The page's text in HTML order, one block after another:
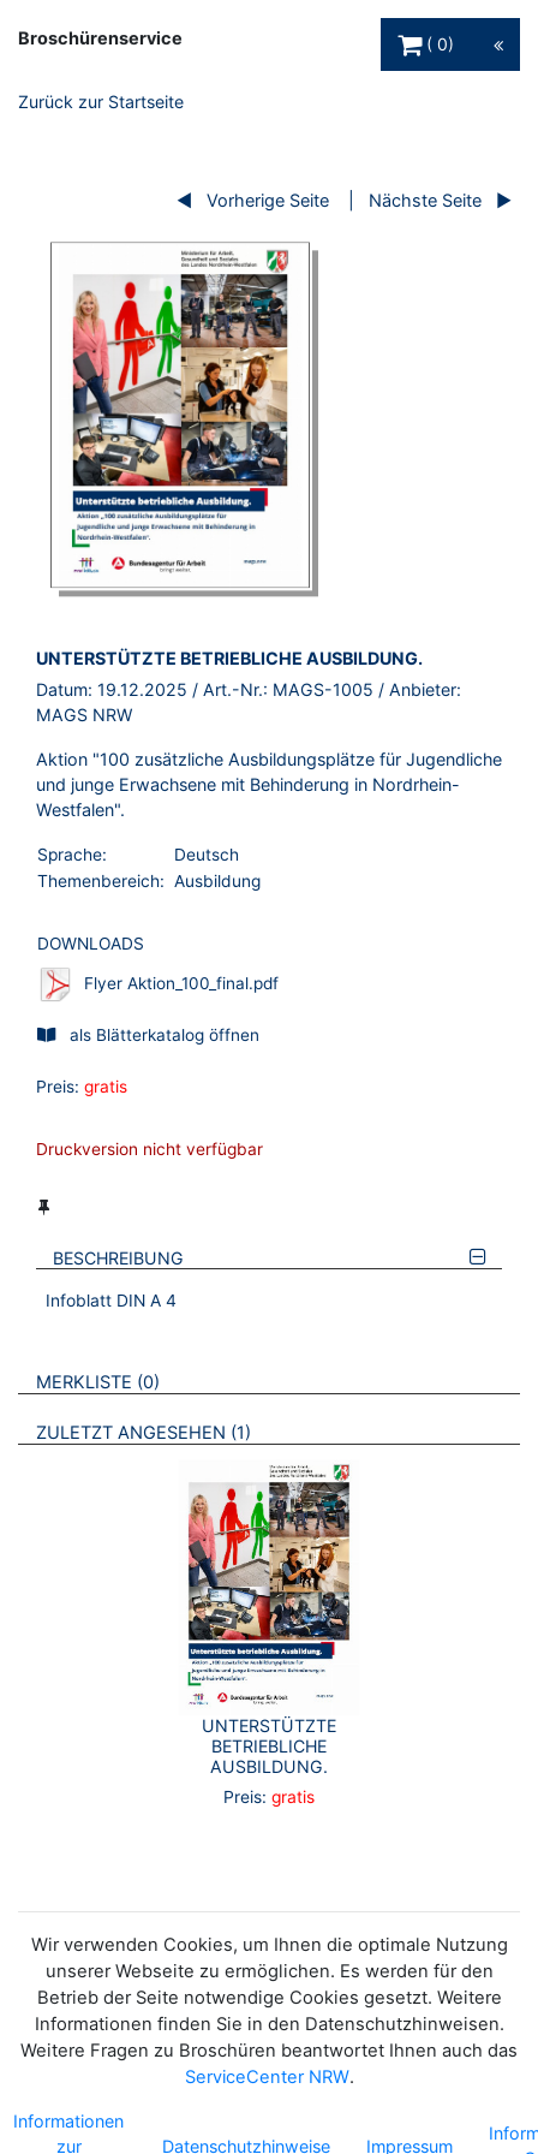
Broschürenservice
0
Zurück zur Startseite
Vorherige Seite Nächste Seite
BROSCHÜRE:
UNTERSTÜTZTE BETRIEBLICHE AUSBILDUNG.
Datum: 19.12.2025 / Art.-Nr.: MAGS-1005 / Anbieter:
MAGS NRW
Aktion "100 zusätzliche Ausbildungsplätze für Jugendliche
und junge Erwachsene mit Behinderung in Nordrhein-
Westfalen".
Sprache:
Deutsch
Themenbereich: Ausbildung
DOWNLOADS
Flyer Aktion_100_final.pdf
als Blätterkatalog öffnen
Preis: gratis
Druckversion nicht verfügbar
BESCHREIBUNG
Infoblatt DIN A 4
VERWEISE AUF VERMERKTE- ODER ZULETZT ANGESEHENE
MERKLISTE 0 BROSCHÜREN
ZULETZT ANGESEHEN 1 BROSCHÜREN
UNTERSTÜTZTE
BETRIEBLICHE
AUSBILDUNG.
Preis: gratis
Wir verwenden Cookies, um Ihnen die optimale Nutzung
unserer Webseite zu ermöglichen. Es werden für den
Betrieb der Seite notwendige Cookies gesetzt. Weitere
Informationen finden Sie in den Datenschutzhinweisen.
Weitere Fragen zu Broschüren beantwortet Ihnen auch das
ServiceCenter NRW.
Informationen
zur
Datenschutzhinweise Impressum